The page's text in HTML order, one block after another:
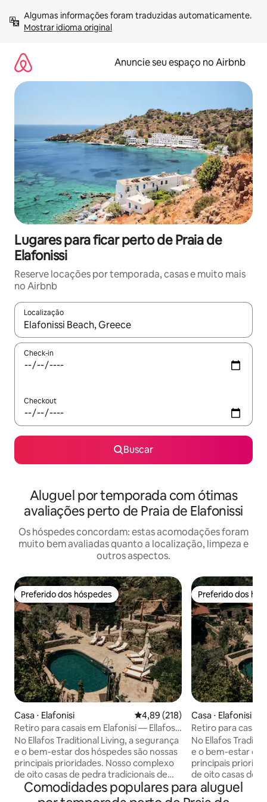
para
Mostrar idioma original
Anuncie seu espaço no Airbnb
Lugares para ficar perto de Praia de
Elafonissi
Reserve locações por temporada, casas e muito mais
no Airbnb
Localização
Quando os resultados estiverem disponíveis, explore-os
Check-in
Checkout
Buscar
Aluguel por temporada com ótimas
avaliações perto de Praia de Elafonissi
Os hóspedes concordam: estas acomodações foram
muito bem avaliadas quanto a localização, limpeza e
outros aspectos.
Preferido dos hóspedes
Preferido dos hóspedes
Casa ⋅ Elafonisi 4,89 de uma avaliação média de
4,89 (218)
Retiro para casais em Elafonisi — Ellafos
Traditional Living
No Ellafos Traditional Living, a segurança
e o bem-estar dos hóspedes são nossas
principais prioridades. Nosso complexo
de oito casas de pedra tradicionais de
estilo cretense foi cuidadosamente
projetado para adultos que buscam
Preferido dos
Preferido dos
Casa ⋅ Elafonisi
Retiro para
Traditional Living
No Ellafos
e o bem-estar
principais prioridades. Nosso
de oito casas de
estilo cretense
projetado para
Comodidades populares para aluguel